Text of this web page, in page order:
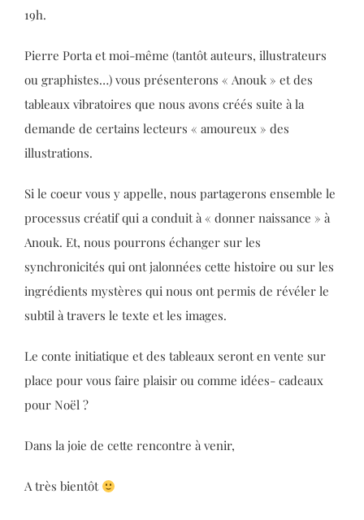
19h.
Pierre Porta et moi-même (tantôt auteurs, illustrateurs
ou graphistes…) vous présenterons « Anouk » et des
tableaux vibratoires que nous avons créés suite à la
demande de certains lecteurs « amoureux » des
illustrations.
Si le coeur vous y appelle, nous partagerons ensemble le
processus créatif qui a conduit à « donner naissance » à
Anouk. Et, nous pourrons échanger sur les
synchronicités qui ont jalonnées cette histoire ou sur les
ingrédients mystères qui nous ont permis de révéler le
subtil à travers le texte et les images.
Le conte initiatique et des tableaux seront en vente sur
place pour vous faire plaisir ou comme idées- cadeaux
pour Noël ?
Dans la joie de cette rencontre à venir,
A très bientôt